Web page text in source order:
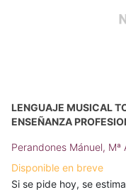
LENGUAJE MUSICAL
ENSEÑANZA
Perandones Mánuel, Mª
Disponible en breve
Si se pide hoy, se